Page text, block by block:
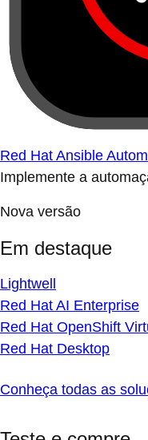
Red Hat Ansible
Implemente a
Nova versão
Em destaque
Lightwell
Red Hat AI Enterprise
Red Hat OpenShift
Red Hat Desktop
Conheça todas as